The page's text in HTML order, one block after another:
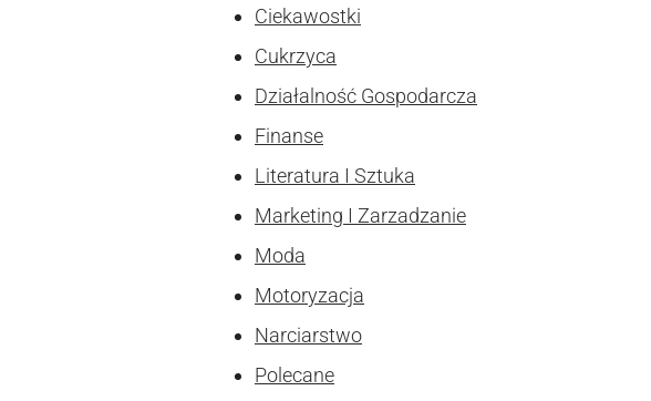
Ciekawostki
Cukrzyca
Działalność Gospodarcza
Finanse
Literatura I Sztuka
Marketing I Zarzadzanie
Moda
Motoryzacja
Narciarstwo
Polecane